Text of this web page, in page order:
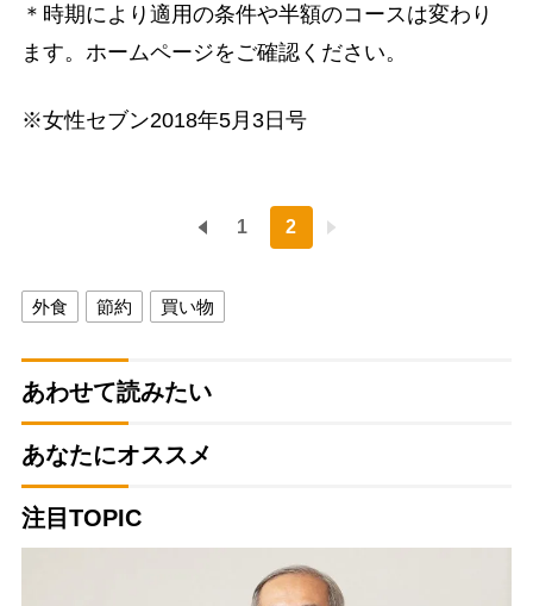
＊時期により適用の条件や半額のコースは変わり
ます。ホームページをご確認ください。
※女性セブン2018年5月3日号
1 2
外食 節約 買い物
あわせて読みたい
あなたにオススメ
注目TOPIC